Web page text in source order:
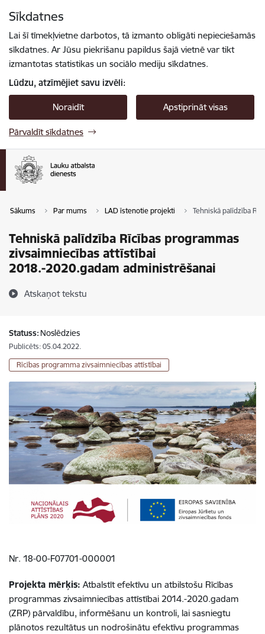
Sīkdatnes
Lai šī tīmekļvietne darbotos, tā izmanto obligāti nepieciešamās
sīkdatnes. Ar Jūsu piekrišanu papildus šajā vietnē var tikt
izmantotas statistikas un sociālo mediju sīkdatnes.
Lūdzu, atzīmējiet savu izvēli:
Noraidīt Apstiprināt visas
Pārvaldīt sīkdatnes
Sākums Par mums LAD īstenotie projekti Tehniskā palīdzība
Tehniskā palīdzība Rīcības programmas
zivsaimniecības attīstībai
2018.-2020.gadam administrēšanai
Atskaņot tekstu
Statuss: Noslēdzies
Publicēts: 05.04.2022.
Rīcības programma zivsaimniecības attīstībai
Nr. 18-00-F07701-000001
Projekta mērķis: Atbalstīt efektīvu un atbilstošu Rīcības
programmas zivsaimniecības attīstībai 2014.-2020.gadam
(ZRP) pārvaldību, informēšanu un kontroli, lai sasniegtu
plānotos rezultātus un nodrošinātu efektīvu programmas